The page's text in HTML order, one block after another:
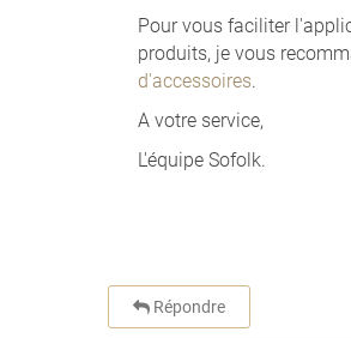
Pour vous faciliter
produits, je vous
d'accessoires.
A votre service,
L'équipe Sofolk.
Répondre